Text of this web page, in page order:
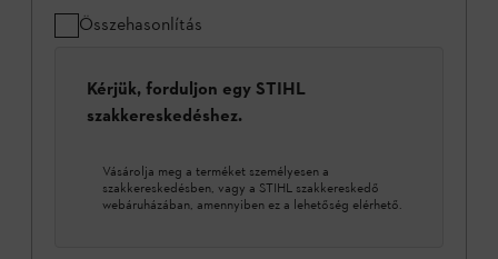
Összehasonlítás
Kérjük, forduljon egy STIHL
szakkereskedéshez.
Vásárolja meg a terméket személyesen a
szakkereskedésben, vagy a STIHL szakkereskedő
webáruházában, amennyiben ez a lehetőség elérhető.